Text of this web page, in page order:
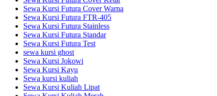
Sewa Kursi Futura Cover Warna
Sewa Kursi Futura FTR-405
Sewa Kursi Futura Stainless
Sewa Kursi Futura Standar
Sewa Kursi Futura Test
sewa kursi ghost
Sewa Kursi Jokowi
Sewa Kursi Kayu
Sewa kursi kuliah
Sewa Kursi Kuliah Lipat